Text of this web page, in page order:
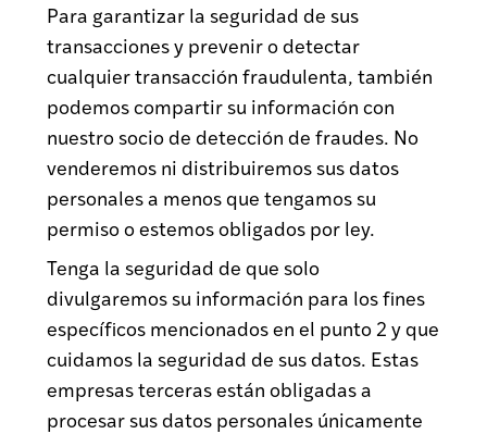
Para garantizar la seguridad de sus
transacciones y prevenir o detectar
cualquier transacción fraudulenta, también
podemos compartir su información con
nuestro socio de detección de fraudes. No
venderemos ni distribuiremos sus datos
personales a menos que tengamos su
permiso o estemos obligados por ley.
Tenga la seguridad de que solo
divulgaremos su información para los fines
específicos mencionados en el punto 2 y que
cuidamos la seguridad de sus datos. Estas
empresas terceras están obligadas a
procesar sus datos personales únicamente